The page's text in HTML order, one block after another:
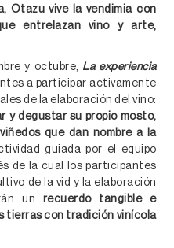
Otazu vive la vendimia con
entrelazan vino y arte,
y octubre, La experiencia
a participar activamente
de la elaboración del vino:
y degustar su propio mosto,
que dan nombre a la
guiada por el equipo
de la cual los participantes
de la vid y la elaboración
un recuerdo tangible e
tierras con tradición vinícola